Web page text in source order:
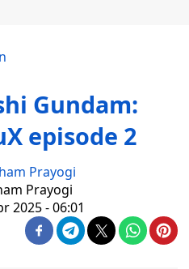
Gundam:
episode 2
Prayogi
Prayogi
2025 - 06:01